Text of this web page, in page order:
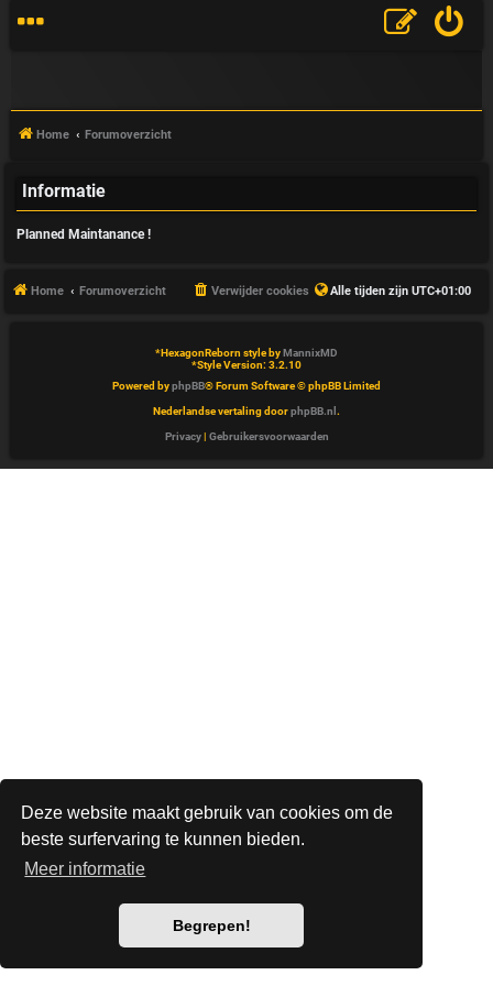
Deze website maakt gebruik van cookies om de
beste surfervaring te kunnen bieden.
Meer informatie
Begrepen!
V
A
Home Forumoverzicht
Informatie
Planned Maintanance !
Home Forumoverzicht Alle tijden zijn UTC+01:00
Verwijder cookies
*HexagonReborn style byMannixMD
*Style Version: 3.2.10
Powered byphpBB® Forum Software © phpBB Limited
Nederlandse vertaling doorphpBB.nl .
Privacy| Gebruikersvoorwaarden